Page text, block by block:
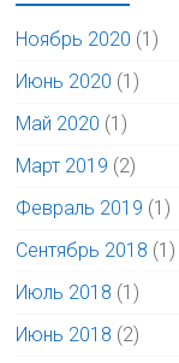
Ноябрь 2020 (1)
Июнь 2020 (1)
Май 2020 (1)
Март 2019 (2)
Февраль 2019 (1)
Сентябрь 2018 (1)
Июль 2018 (1)
Июнь 2018 (2)